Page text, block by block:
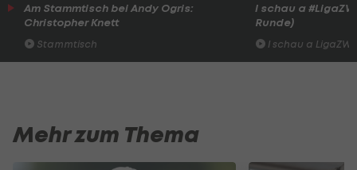
Am Stammtisch bei Andy Ogris:
Christopher Knett
Stammtisch
I schau a
Runde)
I schau a LigaZWA
Mehr zum Thema